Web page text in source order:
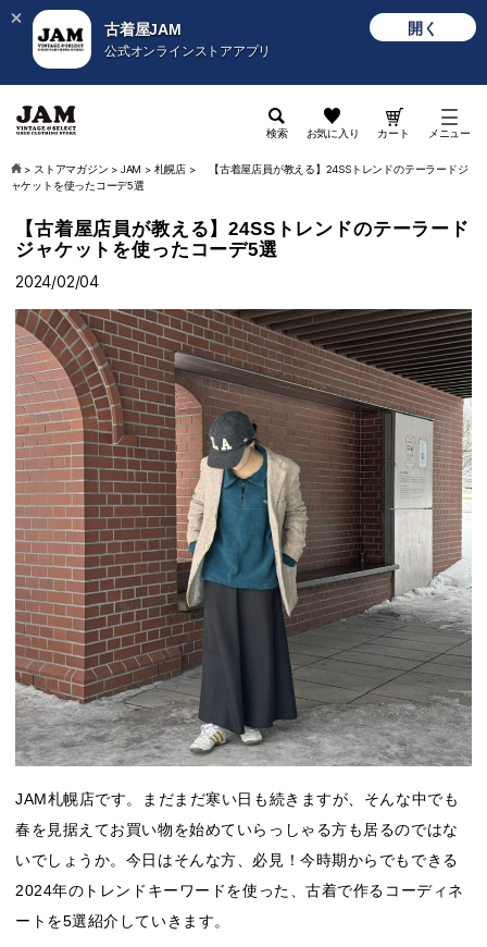
古着屋JAM
公式オンラインストアアプリ
開く
検索 お気に入り カート メニュー
> ストアマガジン > JAM > 札幌店 >
【古着屋店員が教える】24SSトレンドのテーラードジ
ャケットを使ったコーデ5選
【古着屋店員が教える】24SSトレンドのテーラード
ジャケットを使ったコーデ5選
2024/02/04
JAM札幌店です。まだまだ寒い日も続きますが、そんな中でも
春を見据えてお買い物を始めていらっしゃる方も居るのではな
いでしょうか。今日はそんな方、必見！今時期からでもできる
2024年のトレンドキーワードを使った、古着で作るコーディネ
ートを5選紹介していきます。